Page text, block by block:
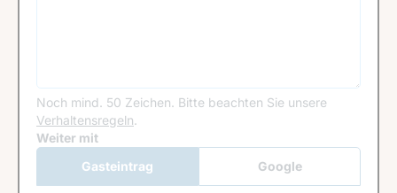
Noch mind. 50 Zeichen. Bitte beachten Sie unsere
Verhaltensregeln.
Google Recaptcha
Weiter mit
Gasteintrag
Google
Anmeldung